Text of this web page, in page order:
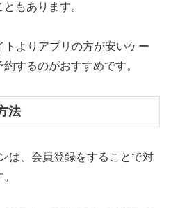
もあります。
トよりアプリの方が安いケー
するのがおすすめです。
法
は、会員登録をすることで対